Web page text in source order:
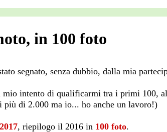
in 100 foto
segnato, senza dubbio, dalla mia
mio intento di qualificarmi tra i primi 100, al
di 2.000 ma io... ho anche un lavoro!)
, riepilogo il 2016 in 100 foto.